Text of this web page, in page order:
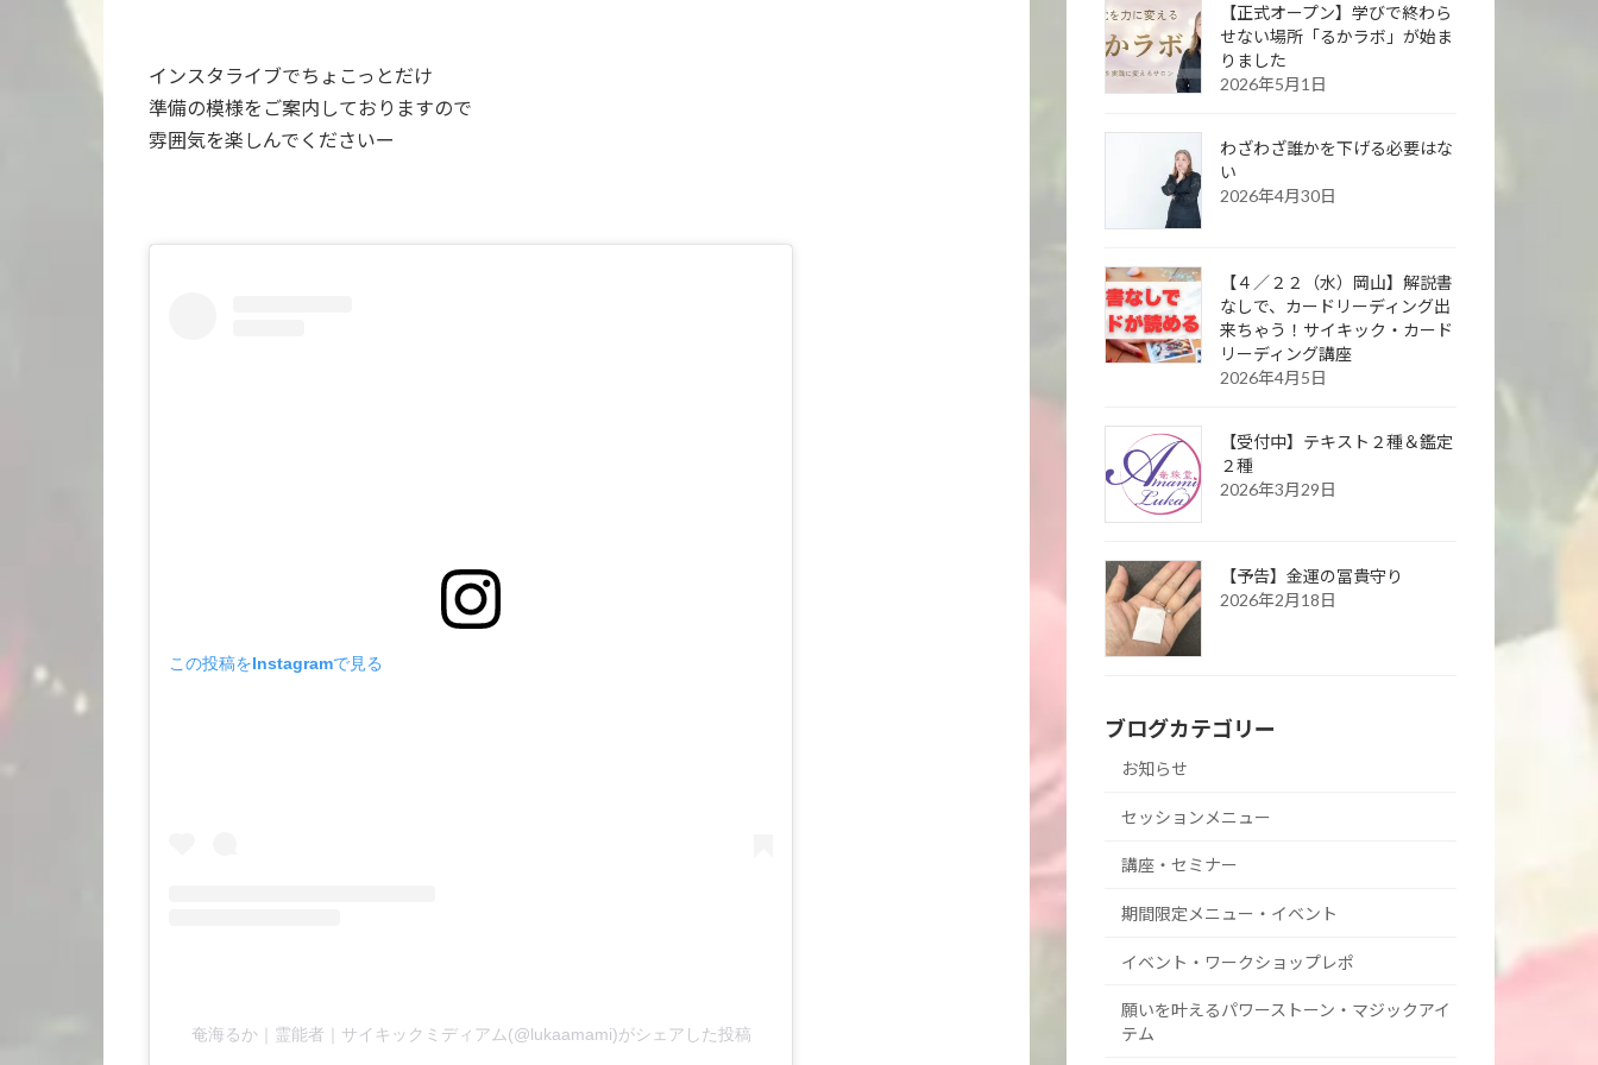
インスタライブでちょこっとだけ
準備の模様をご案内しておりますので
雰囲気を楽しんでくださいー
この投稿をInstagramで見る
奄海るか｜霊能者｜サイキックミディアム(@lukaamami)がシェアした投稿
【正式オープン】学びで終わら
せない場所「るかラボ」が始ま
りました
2026年5月1日
わざわざ誰かを下げる必要はな
い
2026年4月30日
【４／２２（水）岡山】解説書
なしで、カードリーディング出
来ちゃう！サイキック・カード
リーディング講座
2026年4月5日
【受付中】テキスト２種＆鑑定
２種
2026年3月29日
【予告】金運の冨貴守り
2026年2月18日
ブログカテゴリー
お知らせ
セッションメニュー
講座・セミナー
期間限定メニュー・イベント
イベント・ワークショップレポ
願いを叶えるパワーストーン・マジックアイ
テム